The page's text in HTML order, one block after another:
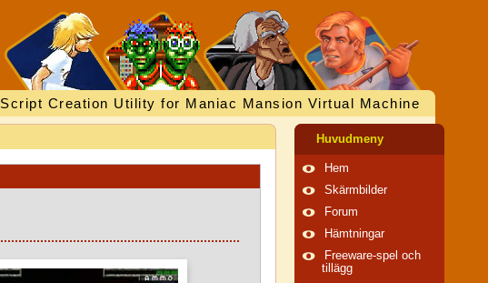
Script Creation Utility for Maniac Mansion Virtual Machine
Huvudmeny
Hem
Skärmbilder
Forum
Hämtningar
Freeware-spel och
tillägg